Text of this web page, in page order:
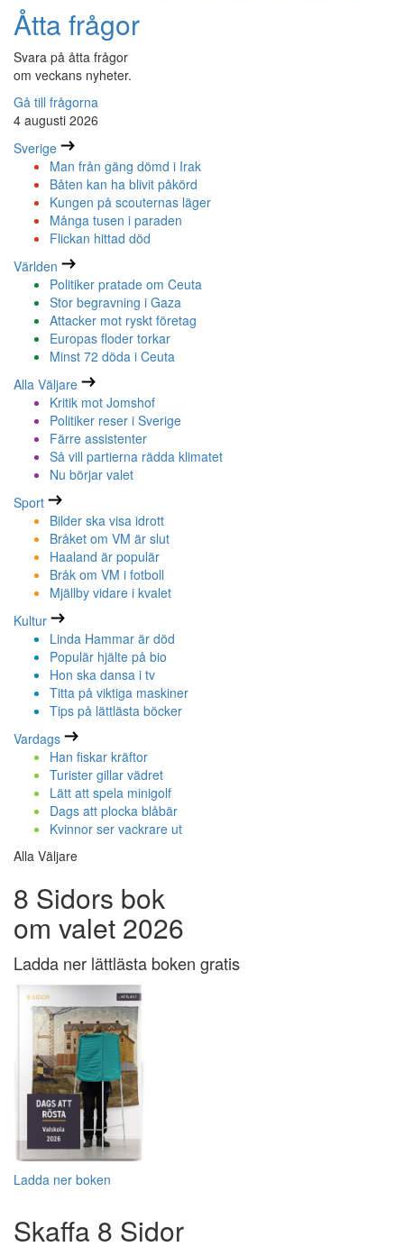
Åtta frågor
Svara på åtta frågor
om veckans nyheter.
Gå till frågorna
4 augusti 2026
Sverige
Man från gäng dömd i Irak
Båten kan ha blivit påkörd
Kungen på scouternas läger
Många tusen i paraden
Flickan hittad död
Världen
Politiker pratade om Ceuta
Stor begravning i Gaza
Attacker mot ryskt företag
Europas floder torkar
Minst 72 döda i Ceuta
Alla Väljare
Kritik mot Jomshof
Politiker reser i Sverige
Färre assistenter
Så vill partierna rädda klimatet
Nu börjar valet
Sport
Bilder ska visa idrott
Bråket om VM är slut
Haaland är populär
Bråk om VM i fotboll
Mjällby vidare i kvalet
Kultur
Linda Hammar är död
Populär hjälte på bio
Hon ska dansa i tv
Titta på viktiga maskiner
Tips på lättlästa böcker
Vardags
Han fiskar kräftor
Turister gillar vädret
Lätt att spela minigolf
Dags att plocka blåbär
Kvinnor ser vackrare ut
Alla Väljare
8 Sidors bok
om valet 2026
Ladda ner lättlästa boken gratis
Ladda ner boken
Skaffa 8 Sidor